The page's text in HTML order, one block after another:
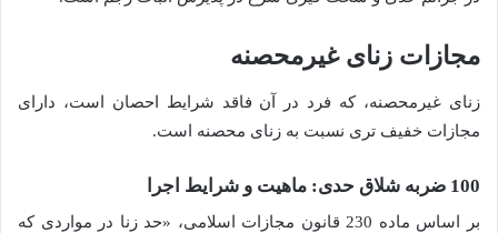
مجازات زنای غیرمحصنه
زنای غیرمحصنه، که فرد در آن فاقد شرایط احصان است، دارای
مجازات خفیف تری نسبت به زنای محصنه است.
100 ضربه شلاق حدی: ماهیت و شرایط اجرا
بر اساس ماده 230 قانون مجازات اسلامی، «حد زنا در مواردی که